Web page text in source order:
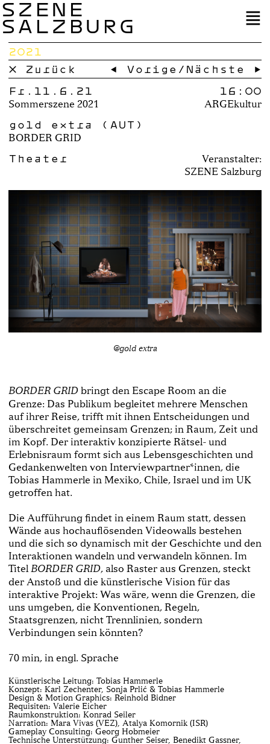
SZENE
SALZBURG
2021
× Zurück
← Vorige / Nächste →
Fr.11.6.21
Sommerszene 2021
16:00
ARGEkultur
gold extra (AUT)
BORDER GRID
Theater
Veranstalter:
SZENE Salzburg
@gold extra
BORDER GRID bringt den Escape Room an die
Grenze: Das Publikum begleitet mehrere Menschen
auf ihrer Reise, trifft mit ihnen Entscheidungen und
überschreitet gemeinsam Grenzen; in Raum, Zeit und
im Kopf. Der interaktiv konzipierte Rätsel- und
Erlebnisraum formt sich aus Lebensgeschichten und
Gedankenwelten von Interviewpartner*innen, die
Tobias Hammerle in Mexiko, Chile, Israel und im UK
getroffen hat.
Die Aufführung findet in einem Raum statt, dessen
Wände aus hochauflösenden Videowalls bestehen
und die sich so dynamisch mit der Geschichte und den
Interaktionen wandeln und verwandeln können. Im
TitelBORDER GRID, also Raster aus Grenzen, steckt
der Anstoß und die künstlerische Vision für das
interaktive Projekt: Was wäre, wenn die Grenzen, die
uns umgeben, die Konventionen, Regeln,
Staatsgrenzen, nicht Trennlinien, sondern
Verbindungen sein könnten?
70 min, in engl. Sprache
Künstlerische Leitung: Tobias Hammerle
Konzept: Karl Zechenter, Sonja Prlić & Tobias Hammerle
Design & Motion Graphics: Reinhold Bidner
Requisiten: Valerie Eicher
Raumkonstruktion: Konrad Seiler
Narration: Mara Vivas (VEZ), Atalya Komornik (ISR)
Gameplay Consulting: Georg Hobmeier
Technische Unterstützung: Gunther Seiser, Benedikt Gassner,